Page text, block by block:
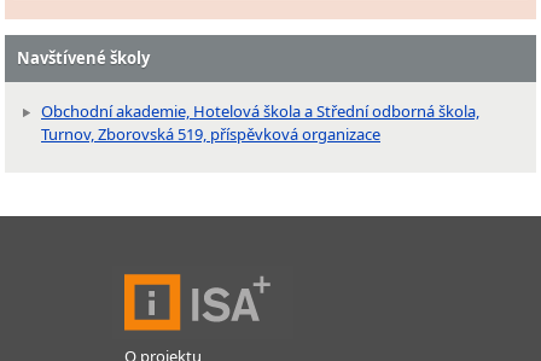
Navštívené školy
Obchodní akademie, Hotelová škola a Střední odborná škola,
Turnov, Zborovská 519, příspěvková organizace
O projektu